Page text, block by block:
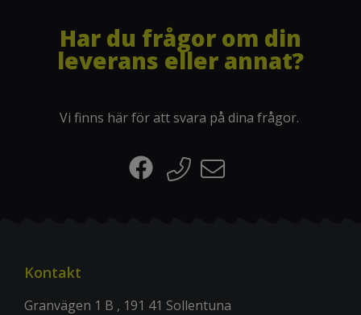
Har du frågor om din
leverans eller annat?
Vi finns här för att svara på dina frågor.
Kontakt
Granvägen 1 B , 191 41 Sollentuna